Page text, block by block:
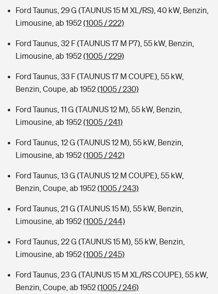
Ford Taunus, 29 G (TAUNUS 15 M XL/RS), 40 kW, Benzin,
Limousine, ab 1952(1005 / 222)
Ford Taunus, 32 F (TAUNUS 17 M P7), 55 kW, Benzin,
Limousine, ab 1952(1005 / 229)
Ford Taunus, 33 F (TAUNUS 17 M COUPE), 55 kW,
Benzin, Coupe, ab 1952(1005 / 230)
Ford Taunus, 11 G (TAUNUS 12 M), 55 kW, Benzin,
Limousine, ab 1952(1005 / 241)
Ford Taunus, 12 G (TAUNUS 12 M), 55 kW, Benzin,
Limousine, ab 1952(1005 / 242)
Ford Taunus, 13 G (TAUNUS 12 M COUPE), 55 kW,
Benzin, Coupe, ab 1952(1005 / 243)
Ford Taunus, 21 G (TAUNUS 15 M), 55 kW, Benzin,
Limousine, ab 1952(1005 / 244)
Ford Taunus, 22 G (TAUNUS 15 M), 55 kW, Benzin,
Limousine, ab 1952(1005 / 245)
Ford Taunus, 23 G (TAUNUS 15 M XL/RS COUPE), 55 kW,
Benzin, Coupe, ab 1952(1005 / 246)